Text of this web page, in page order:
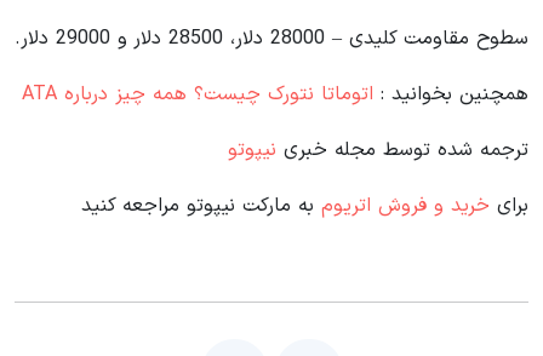
سطوح مقاومت کلیدی – 28000 دلار، 28500 دلار و 29000 دلار.
همچنین بخوانید : اتوماتا نتورک چیست؟ همه چیز درباره ATA
ترجمه شده توسط مجله خبری نیپوتو
برای خرید و فروش اتریوم به مارکت نیپوتو مراجعه کنید